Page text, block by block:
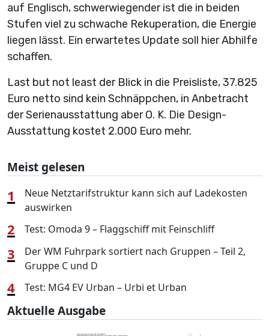
auf Englisch, schwerwiegender ist die in beiden
Stufen viel zu schwache Rekuperation, die Energie
liegen lässt. Ein erwartetes Update soll hier Abhilfe
schaffen.
Last but not least der Blick in die Preisliste, 37.825
Euro netto sind kein Schnäppchen, in Anbetracht
der Serienausstattung aber O. K. Die Design-
Ausstattung kostet 2.000 Euro mehr.
Meist gelesen
1
Neue Netztarifstruktur kann sich auf Ladekosten
auswirken
2 Test: Omoda 9 – Flaggschiff mit Feinschliff
3
Der WM Fuhrpark sortiert nach Gruppen – Teil 2,
Gruppe C und D
4 Test: MG4 EV Urban – Urbi et Urban
Aktuelle Ausgabe